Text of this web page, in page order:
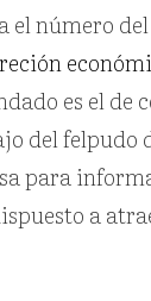
el número
es el de
del felpudo
para
a